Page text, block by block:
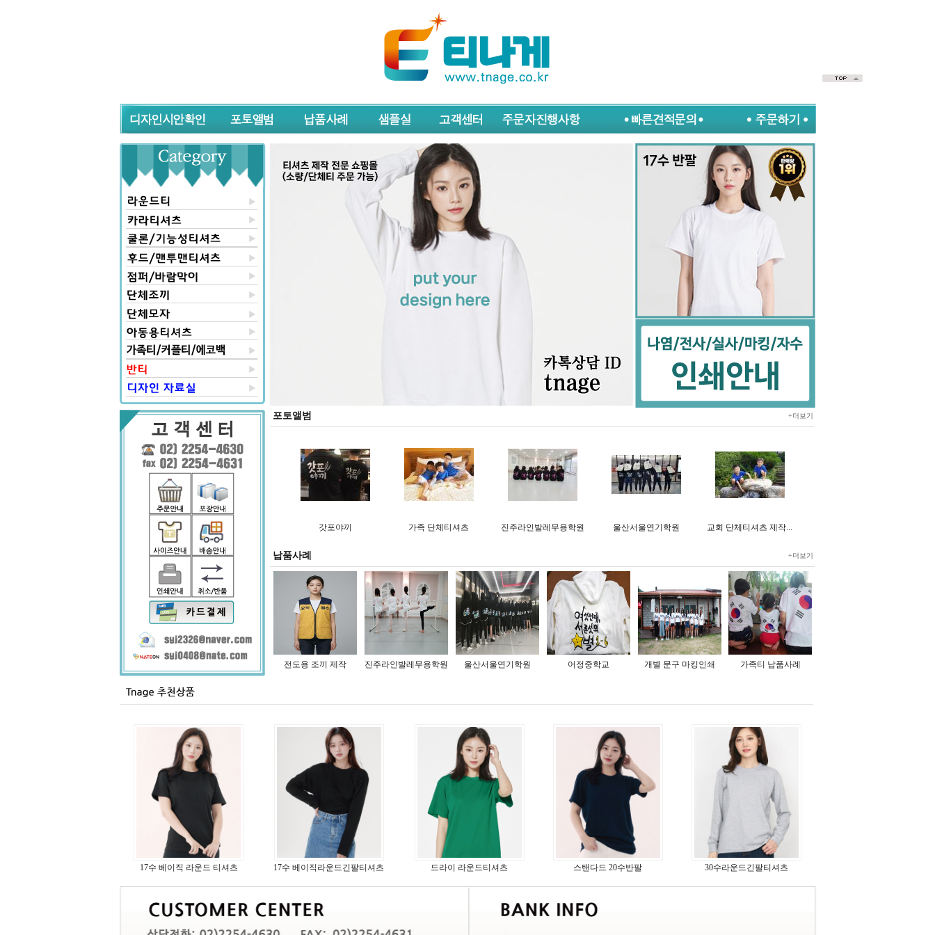
포토앨범 +더보기
갓포야끼 가족 단체티셔츠 진주라인발레무용학원 울산서울연기학원 교회 단체티셔츠 제작...
납품사례 +더보기
전도용 조끼 제작 진주라인발레무용학원 울산서울연기학원 어정중학교 개별 문구 마킹인쇄 가족티 납품사례
17수 베이직 라운드 티셔츠 17수 베이직라운드긴팔티셔츠 드라이 라운드티셔츠 스탠다드 20수반팔 30수라운드긴팔티셔츠